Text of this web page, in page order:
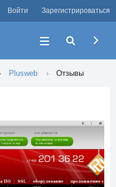
Войти Зарегистрироваться
Plusweb Отзывы